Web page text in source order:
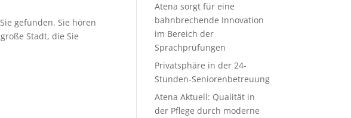
gefunden. Sie hören
Stadt, die Sie
Atena sorgt für eine
bahnbrechende Innovation
im Bereich der
Sprachprüfungen
Privatsphäre in der 24-
Stunden-Seniorenbetreuung
Atena Aktuell: Qualität in
der Pflege durch moderne